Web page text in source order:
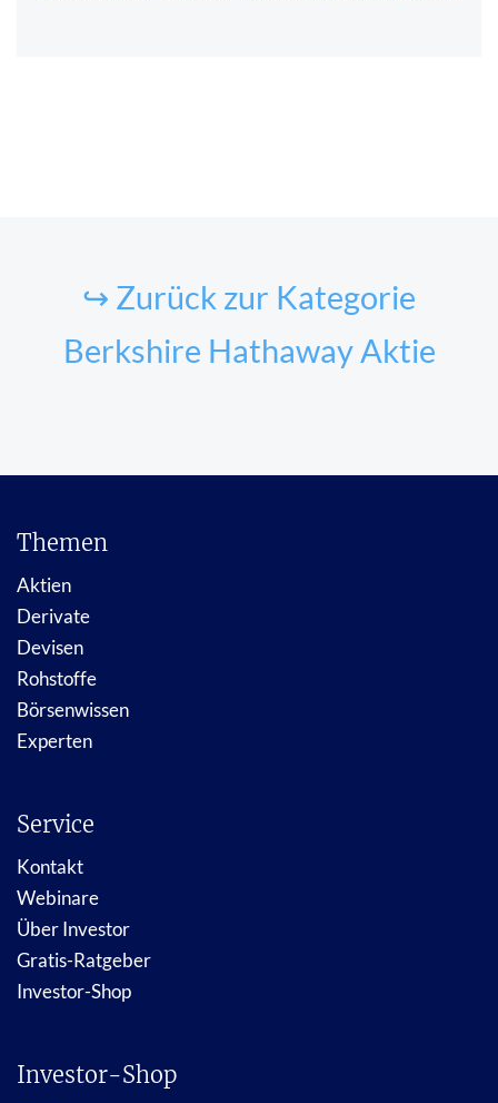
↪ Zurück zur Kategorie
Berkshire Hathaway Aktie
Themen
Aktien
Derivate
Devisen
Rohstoffe
Börsenwissen
Experten
Service
Kontakt
Webinare
Über Investor
Gratis-Ratgeber
Investor-Shop
Investor-Shop